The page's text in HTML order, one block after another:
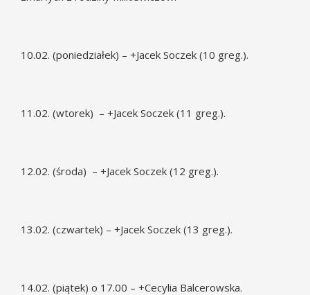
10.02. (poniedziałek) – +Jacek Soczek (10 greg.).
11.02. (wtorek) – +Jacek Soczek (11 greg.).
12.02. (środa) – +Jacek Soczek (12 greg.).
13.02. (czwartek) – +Jacek Soczek (13 greg.).
14.02. (piątek) o 17.00 – +Cecylia Balcerowska.